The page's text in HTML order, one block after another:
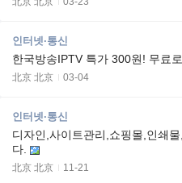
인터넷·통신
한국방송IPTV 특가 300원! 무료
北京 北京 03-04
인터넷·통신
디자인,사이트관리,쇼핑몰,인쇄
다.
北京 北京 11-21